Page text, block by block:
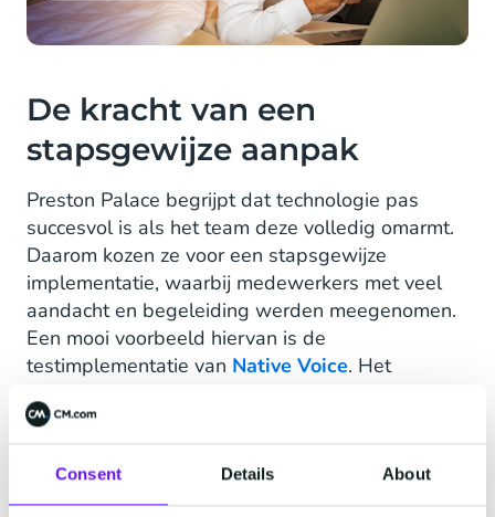
Consent Details About
De kracht van een
stapsgewijze aanpak
Preston Palace begrijpt dat technologie pas
succesvol is als het team deze volledig omarmt.
Daarom kozen ze voor een stapsgewijze
implementatie, waarbij medewerkers met veel
aandacht en begeleiding werden meegenomen.
Een mooi voorbeeld hiervan is de
testimplementatie van Native Voice. Het
dat ze, in plaats van het geplande uur, meteen
vroegen om het de hele dag te mogen
gebruiken. Dit enthousiasme laat zien hoe
gebruiksvriendelijk en impactvol de tooling is.